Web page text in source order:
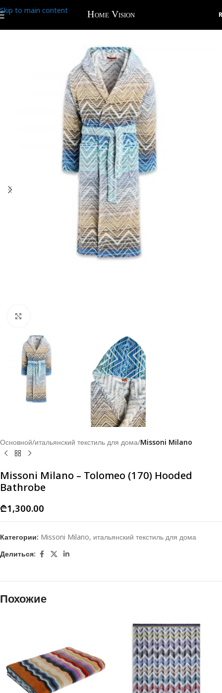
Skip to main content
Основной итальянский текстиль для дома Missoni Milano
Missoni Milano – Tolomeo (170) Hooded
Bathrobe
₾1,300.00
Категории: Missoni Milano, итальянский текстиль для дома
Делиться:
Похожие